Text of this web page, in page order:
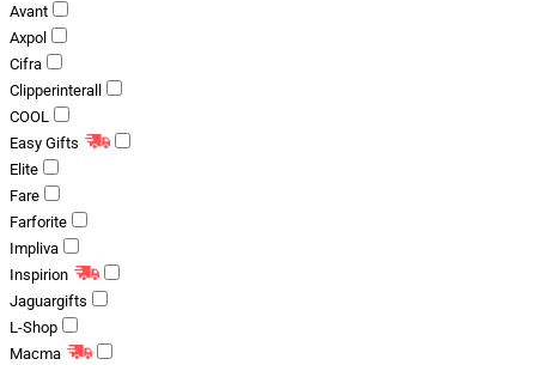
Avant
Axpol
Cifra
Clipperinterall
COOL
Easy Gifts
Elite
Fare
Farforite
Impliva
Inspirion
Jaguargifts
L-Shop
Macma